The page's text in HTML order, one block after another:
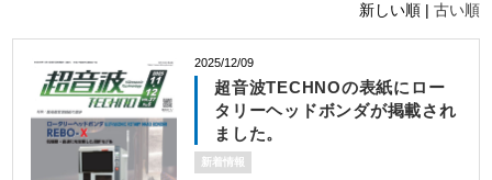
新しい順 | 古い順
2025/12/09
超音波TECHNOの表紙にロー
タリーヘッドボンダが掲載され
ました。
新着情報